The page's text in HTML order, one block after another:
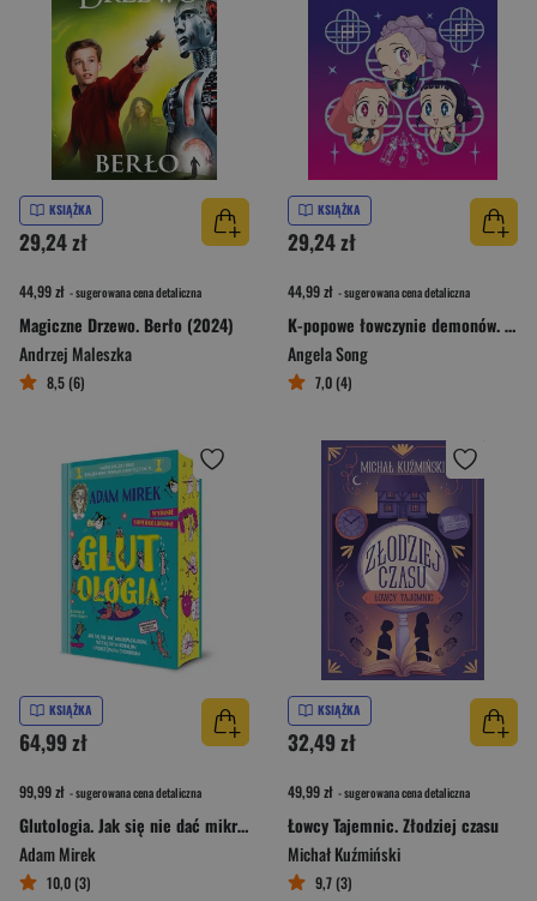
KSIĄŻKA
29,24 zł
44,99 zł - sugerowana cena detaliczna
Magiczne Drzewo. Berło (2024)
Andrzej Maleszka
8,5 (6)
KSIĄŻKA
29,24 zł
44,99 zł - sugerowana cena detaliczna
K-popowe łowczynie demonów. Wszystko dla fanów! Oficjalna książka
Angela Song
7,0 (4)
KSIĄŻKA
64,99 zł
99,99 zł - sugerowana cena detaliczna
Glutologia. Jak się nie dać mikropaskudom, wstrętnym robalom i podstępnym chorobom. Wydanie superkolorowe [barwione brzegi]
Adam Mirek
10,0 (3)
KSIĄŻKA
32,49 zł
49,99 zł - sugerowana cena detaliczna
Łowcy Tajemnic. Złodziej czasu
Michał Kuźmiński
9,7 (3)